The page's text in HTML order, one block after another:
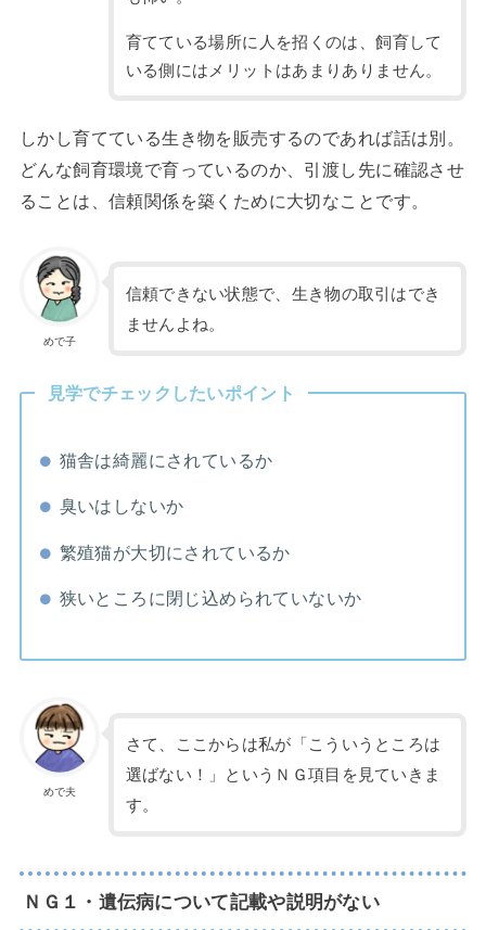
育てている場所に人を招くのは、飼育して
いる側にはメリットはあまりありません。
しかし育てている生き物を販売するのであれば話は別。
どんな飼育環境で育っているのか、引渡し先に確認させ
ることは、信頼関係を築くために大切なことです。
めで子
信頼できない状態で、生き物の取引はでき
ませんよね。
見学でチェックしたいポイント
猫舎は綺麗にされているか
臭いはしないか
繁殖猫が大切にされているか
狭いところに閉じ込められていないか
めで夫
さて、ここからは私が「こういうところは
選ばない！」というＮＧ項目を見ていきま
す。
ＮＧ１・遺伝病について記載や説明がない